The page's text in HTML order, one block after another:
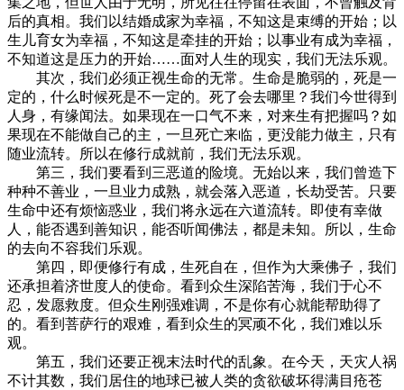
后的真相。我们以结婚成家为幸福，不知这是束缚的开始；以
生儿育女为幸福，不知这是牵挂的开始；以事业有成为幸福，
不知道这是压力的开始……面对人生的现实，我们无法乐观。
其次，我们必须正视生命的无常。生命是脆弱的，死是一
定的，什么时候死是不一定的。死了会去哪里？我们今世得到
人身，有缘闻法。如果现在一口气不来，对来生有把握吗？如
果现在不能做自己的主，一旦死亡来临，更没能力做主，只有
随业流转。所以在修行成就前，我们无法乐观。
第三，我们要看到三恶道的险境。无始以来，我们曾造下
种种不善业，一旦业力成熟，就会落入恶道，长劫受苦。只要
生命中还有烦恼惑业，我们将永远在六道流转。即使有幸做
人，能否遇到善知识，能否听闻佛法，都是未知。所以，生命
的去向不容我们乐观。
第四，即便修行有成，生死自在，但作为大乘佛子，我们
还承担着济世度人的使命。看到众生深陷苦海，我们于心不
忍，发愿救度。但众生刚强难调，不是你有心就能帮助得了
的。看到菩萨行的艰难，看到众生的冥顽不化，我们难以乐
观。
第五，我们还要正视末法时代的乱象。在今天，天灾人祸
不计其数，我们居住的地球已被人类的贪欲破坏得满目疮苍